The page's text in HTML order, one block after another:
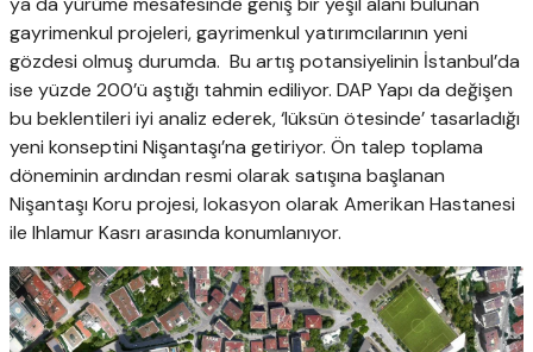
gayrimenkul projeleri, gayrimenkul yatırımcılarının yeni
gözdesi olmuş durumda. Bu artış potansiyelinin İstanbul’da
ise yüzde 200’ü aştığı tahmin ediliyor. DAP Yapı da değişen
bu beklentileri iyi analiz ederek, ‘lüksün ötesinde’ tasarladığı
yeni konseptini Nişantaşı’na getiriyor. Ön talep toplama
döneminin ardından resmi olarak satışına başlanan
Nişantaşı Koru projesi, lokasyon olarak Amerikan Hastanesi
ile Ihlamur Kasrı arasında konumlanıyor.